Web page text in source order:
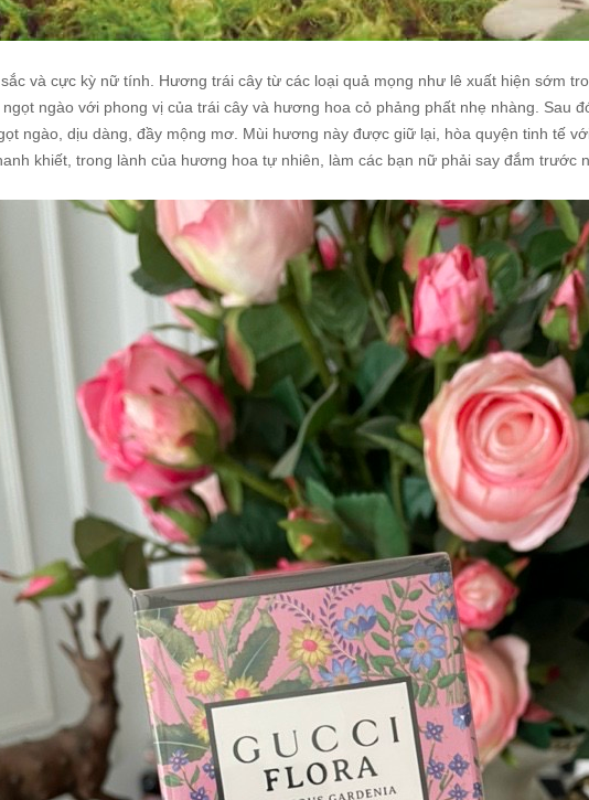
và cực kỳ nữ tính. Hương trái cây từ các loại quả mọng như lê xuất hiện sớm
ngào với phong vị của trái cây và hương hoa cỏ phảng phất nhẹ nhàng. Sau
ngào, dịu dàng, đầy mộng mơ. Mùi hương này được giữ lại, hòa quyện tinh tế
khiết, trong lành của hương hoa tự nhiên, làm các bạn nữ phải say đắm trước